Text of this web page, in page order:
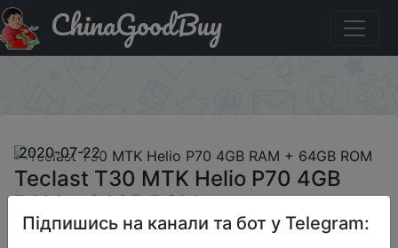
Придбати по знижці BG42dfc2 Teclast T30 MTK Helio
P70 4GB RAM + 64GB ROM
ChinaGoodBuy
2020-07-22
Teclast T30 MTK Helio P70 4GB
RAM + 64GB ROM
Підпишись на канали та бот у Telegram: